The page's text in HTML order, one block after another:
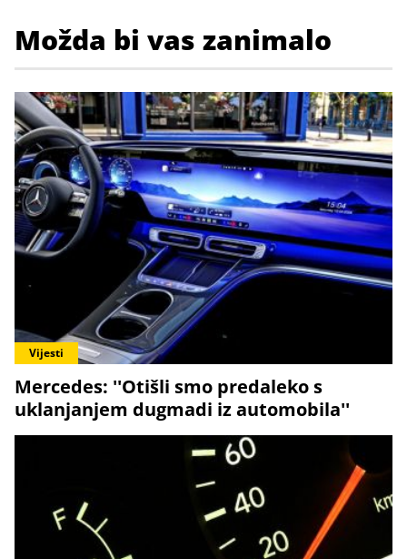
Možda bi vas zanimalo
Vijesti
Mercedes: ''Otišli smo predaleko s
uklanjanjem dugmadi iz automobila''